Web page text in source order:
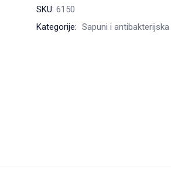
sa
kukuruznim
SKU: 6150
Kategorije: Sapuni i